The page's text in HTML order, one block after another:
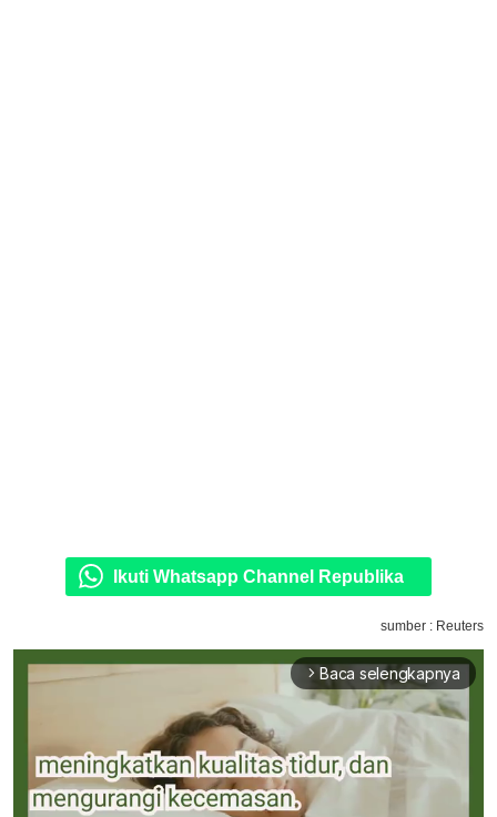
Ikuti Whatsapp Channel Republika
sumber : Reuters
arrow_forward_ios Baca selengkapnya